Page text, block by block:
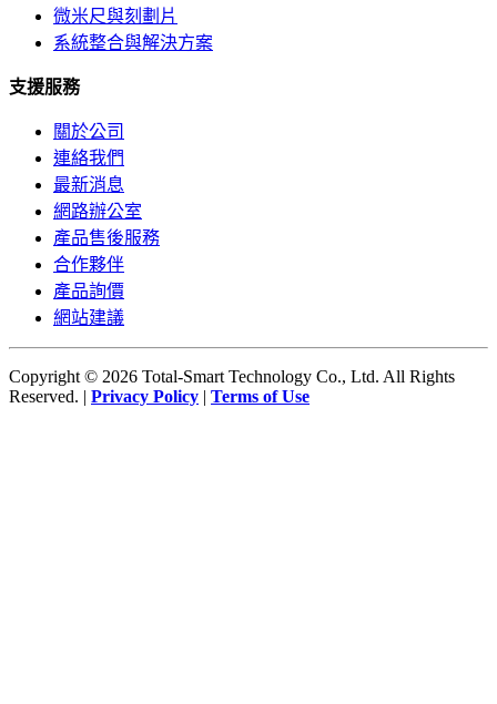
微米尺與刻劃片
系統整合與解決方案
支援服務
關於公司
連絡我們
最新消息
網路辦公室
產品售後服務
合作夥伴
產品詢價
網站建議
Copyright © 2026 Total-Smart Technology Co., Ltd. All Rights
Reserved. | Privacy Policy | Terms of Use